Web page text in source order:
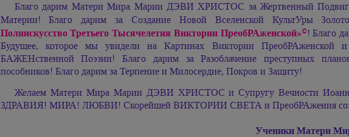
Благо дарим Матери Мира Марии ДЭВИ ХРИСТОС за Жертвенный
Материи! Благо дарим за Создание Новой Вселенской КультУры
Полиискусство Третьего Тысячелетия Виктории ПреобРАженской»©! Благо
Будущее, которое мы увидели на Картинах Виктории
БАЖЕНственной Поэзии! Благо дарим за Разоблачение преступных
пособников! Благо дарим за Терпение и Милосердие, Покров и Защиту!
Желаем Матери Мира Марии ДЭВИ ХРИСТОС и Супругу Вечности
ЗДРАВИЯ! МИРА! ЛЮБВИ! Скорейшей ВИКТОРИИ СВЕТА и ПреобРАжения
Ученики Матери